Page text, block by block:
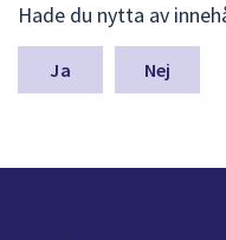
ä
m
a
n
Hade du nytta av
Nej